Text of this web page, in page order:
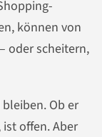
können von
oder scheitern,
Ob er
offen. Aber